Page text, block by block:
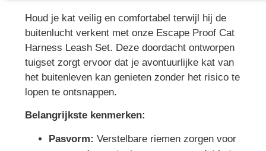
Houd je kat veilig en comfortabel terwijl hij de
buitenlucht verkent met onze Escape Proof Cat
Harness Leash Set. Deze doordacht ontworpen
tuigset zorgt ervoor dat je avontuurlijke kat van
het buitenleven kan genieten zonder het risico te
lopen te ontsnappen.
Belangrijkste kenmerken:
Pasvorm: Verstelbare riemen zorgen voor